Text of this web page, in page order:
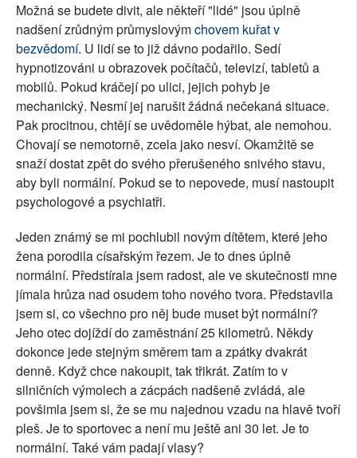
Možná se budete divit, ale někteří "lidé" jsou úplně
nadšení zrůdným průmyslovýmchovem kuřat v
bezvědomí. U lidí se to již dávno podařilo. Sedí
hypnotizováni u obrazovek počítačů, televizí, tabletů a
mobilů. Pokud kráčejí po ulici, jejich pohyb je
mechanický. Nesmí jej narušit žádná nečekaná situace.
Pak procitnou, chtějí se uvědoměle hýbat, ale nemohou.
Chovají se nemotorně, zcela jako nesví. Okamžitě se
snaží dostat zpět do svého přerušeného snivého stavu,
aby byli normální. Pokud se to nepovede, musí nastoupit
psychologové a psychiatři.
Jeden známý se mi pochlubil novým dítětem, které jeho
žena porodila císařským řezem. Je to dnes úplně
normální. Předstírala jsem radost, ale ve skutečnosti mne
jímala hrůza nad osudem toho nového tvora. Představila
jsem si, co všechno pro něj bude muset být normální?
Jeho otec dojíždí do zaměstnání 25 kilometrů. Někdy
dokonce jede stejným směrem tam a zpátky dvakrát
denně. Když chce nakoupit, tak třikrát. Zatím to v
silničních výmolech a zácpách nadšeně zvládá, ale
povšimla jsem si, že se mu najednou vzadu na hlavě tvoří
pleš. Je to sportovec a není mu ještě ani 30 let. Je to
normální. Také vám padají vlasy?